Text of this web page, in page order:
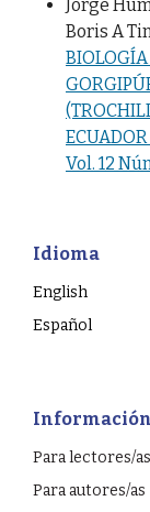
Jorge
Boris A
BIOLOGÍA
ECUADOR
Vol. 12
Idioma
English
Español
Información
Para lectores/as
Para autores/as